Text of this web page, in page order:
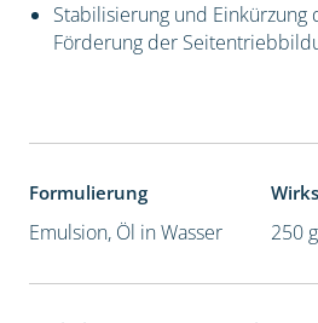
Stabilisierung und Einkürzung
Förderung der
Formulierung
Emulsion, Öl in Wasser 250